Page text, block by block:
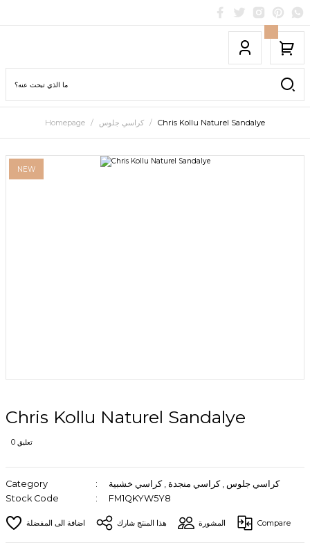
Homepage كراسي جلوس Chris Kollu Naturel Sandalye
NEW
Chris Kollu Naturel Sandalye
0 تعليق
Category كراسي جلوس ,كراسي منجدة ,كراسي خشبية
Stock Code
FM1QKYW5Y8
هذا المنتج شارك المشورة Compare